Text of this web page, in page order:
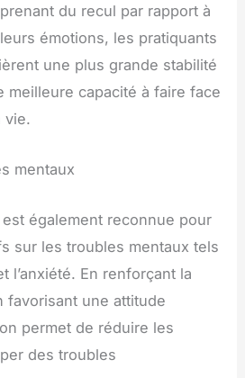
du recul par rapport à
émotions, les pratiquants
une plus grande stabilité
meilleure capacité à faire face
vie.
mentaux
également reconnue pour
sur les troubles mentaux tels
l’anxiété. En renforçant la
favorisant une attitude
permet de réduire les
des troubles